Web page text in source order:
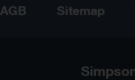
AGB Sitemap